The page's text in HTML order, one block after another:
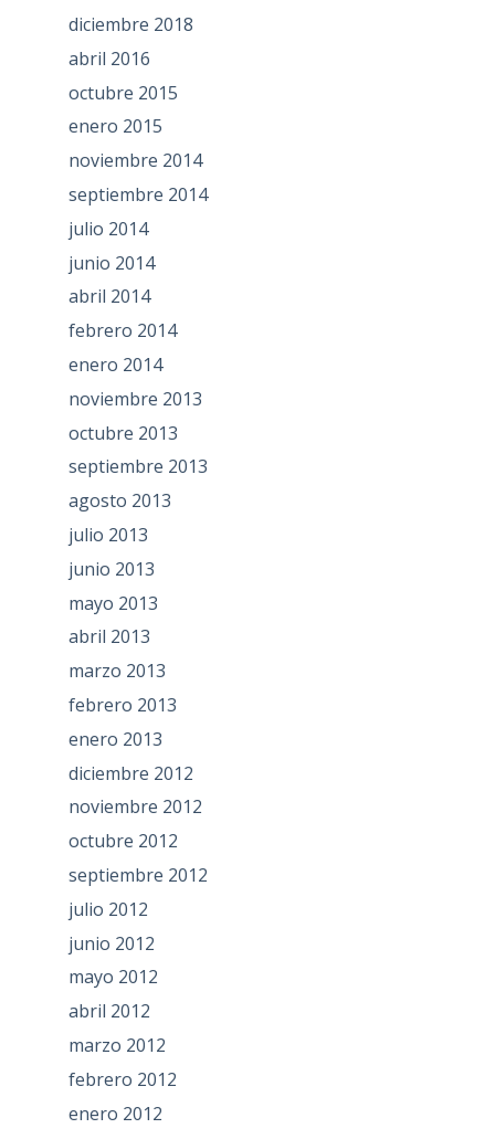
diciembre 2018
abril 2016
octubre 2015
enero 2015
noviembre 2014
septiembre 2014
julio 2014
junio 2014
abril 2014
febrero 2014
enero 2014
noviembre 2013
octubre 2013
septiembre 2013
agosto 2013
julio 2013
junio 2013
mayo 2013
abril 2013
marzo 2013
febrero 2013
enero 2013
diciembre 2012
noviembre 2012
octubre 2012
septiembre 2012
julio 2012
junio 2012
mayo 2012
abril 2012
marzo 2012
febrero 2012
enero 2012